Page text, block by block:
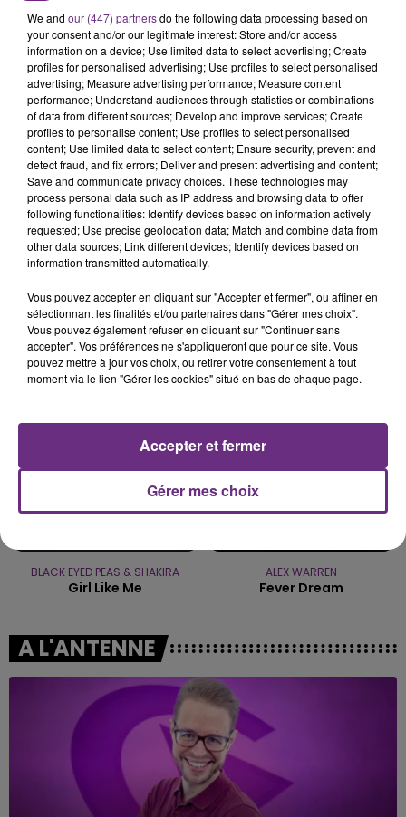
SES PORTES
C'était l'une des institutions du centre-ville
rémois. Le magasin JouéClub est contraint de
fermer ses portes.
TITRES DIFFUSÉS
11h13
11h13
NAÏKA
One Track Mind
11h06
11h06
CHRISTOPHE MAE
La Lune
11h02
11h02
BLACK EYED PEAS & SHAKIRA
Girl Like Me
11h00
11h00
ALEX WARREN
Fever Dream
A L'ANTENNE
We and our (447) partnersdo the following data processing based on
your consent and/or our legitimate interest: Store and/or access
information on a device; Use limited data to select advertising; Create
profiles for personalised advertising; Use profiles to select personalised
advertising; Measure advertising performance; Measure content
performance; Understand audiences through statistics or combinations
of data from different sources; Develop and improve services; Create
profiles to personalise content; Use profiles to select personalised
content; Use limited data to select content; Ensure security, prevent and
detect fraud, and fix errors; Deliver and present advertising and content;
Save and communicate privacy choices. These technologies may
process personal data such as IP address and browsing data to offer
following functionalities: Identify devices based on information actively
requested; Use precise geolocation data; Match and combine data from
other data sources; Link different devices; Identify devices based on
information transmitted automatically.
Vous pouvez accepter en cliquant sur "Accepter et fermer", ou affiner en
sélectionnant les finalités et/ou partenaires dans "Gérer mes choix".
Vous pouvez également refuser en cliquant sur "Continuer sans
accepter". Vos préférences ne s'appliqueront que pour ce site. Vous
pouvez mettre à jour vos choix, ou retirer votre consentement à tout
moment via le lien "Gérer les cookies" situé en bas de chaque page.
Gérer mes choix
Accepter et fermer